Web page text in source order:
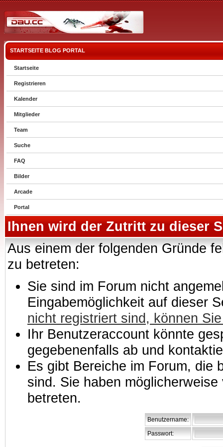
STARTSEITE BLOG PORTAL
Startseite
Registrieren
Kalender
Mitglieder
Team
Suche
FAQ
Bilder
Arcade
Portal
Ihnen wird der Zutritt zu dieser
Aus einem der folgenden Gründe
zu betreten:
Sie sind im Forum nicht
Eingabemöglichkeit auf dieser
nicht registriert sind, können
Ihr Benutzeraccount könnte
gegebenenfalls ab und
Es gibt Bereiche im Forum, die
sind. Sie haben
betreten.
Benutzername:
Passwort: